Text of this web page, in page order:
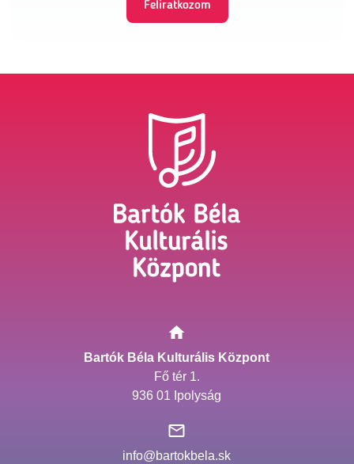
Bartók Béla Kulturális Központ
Fő tér 1.
936 01 Ipolyság
info@bartokbela.sk